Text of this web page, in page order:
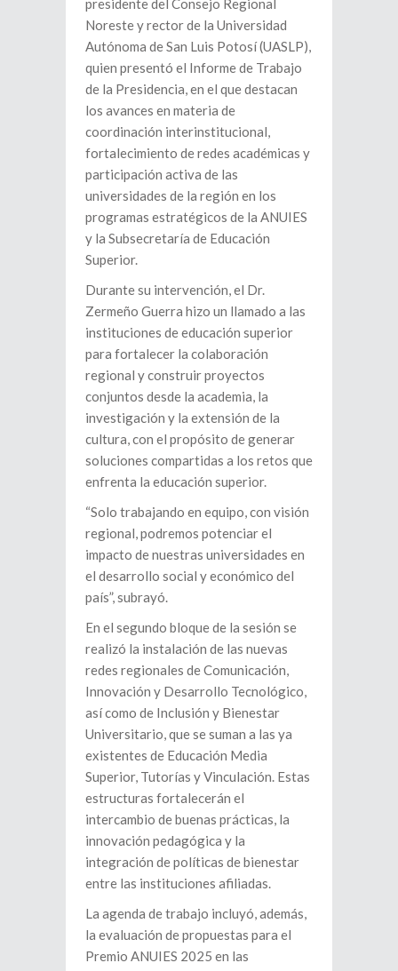
presidente del Consejo Regional
Noreste y rector de la Universidad
Autónoma de San Luis Potosí (UASLP),
quien presentó el Informe de Trabajo
de la Presidencia, en el que destacan
los avances en materia de
coordinación interinstitucional,
fortalecimiento de redes académicas y
participación activa de las
universidades de la región en los
programas estratégicos de la ANUIES
y la Subsecretaría de Educación
Superior.
Durante su intervención, el Dr.
Zermeño Guerra hizo un llamado a las
instituciones de educación superior
para fortalecer la colaboración
regional y construir proyectos
conjuntos desde la academia, la
investigación y la extensión de la
cultura, con el propósito de generar
soluciones compartidas a los retos que
enfrenta la educación superior.
“Solo trabajando en equipo, con visión
regional, podremos potenciar el
impacto de nuestras universidades en
el desarrollo social y económico del
país”, subrayó.
En el segundo bloque de la sesión se
realizó la instalación de las nuevas
redes regionales de Comunicación,
Innovación y Desarrollo Tecnológico,
así como de Inclusión y Bienestar
Universitario, que se suman a las ya
existentes de Educación Media
Superior, Tutorías y Vinculación. Estas
estructuras fortalecerán el
intercambio de buenas prácticas, la
innovación pedagógica y la
integración de políticas de bienestar
entre las instituciones afiliadas.
La agenda de trabajo incluyó, además,
la evaluación de propuestas para el
Premio ANUIES 2025 en las